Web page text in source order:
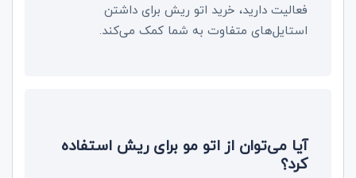
فعالیت دارید، خرید اتو ریش برای داشتن
استایل‌های متفاوت به شما کمک می‌کند.
آیا می‌توان از اتو مو برای ریش استفاده
کرد؟